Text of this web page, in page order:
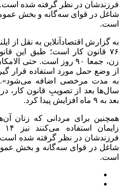
فرزندشان در نظر گرفته شده است.
است.
به گزارش اقتصادآنلاین به نقل از
۷۶ قانون کار است؛ طبق این
بعد به ۹ ماه افزایش پیدا کرد.
همچنین برای مردانی که زنان
فرزندشان در نظر گرفته شده است.
است.